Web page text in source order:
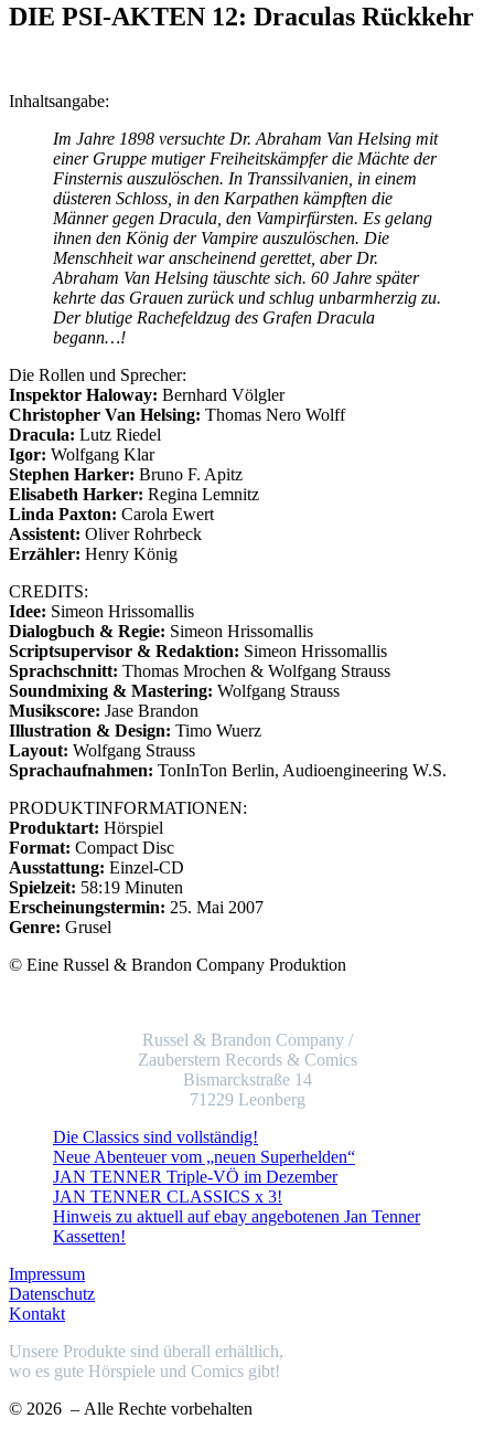
DIE PSI-AKTEN 12: Draculas Rückkehr
Inhaltsangabe:
Im Jahre 1898 versuchte Dr. Abraham Van Helsing mit
einer Gruppe mutiger Freiheitskämpfer die Mächte der
Finsternis auszulöschen. In Transsilvanien, in einem
düsteren Schloss, in den Karpathen kämpften die
Männer gegen Dracula, den Vampirfürsten. Es gelang
ihnen den König der Vampire auszulöschen. Die
Menschheit war anscheinend gerettet, aber Dr.
Abraham Van Helsing täuschte sich. 60 Jahre später
kehrte das Grauen zurück und schlug unbarmherzig zu.
Der blutige Rachefeldzug des Grafen Dracula
begann…!
Die Rollen und Sprecher:
Inspektor Haloway: Bernhard Völgler
Christopher Van Helsing: Thomas Nero Wolff
Dracula: Lutz Riedel
Igor: Wolfgang Klar
Stephen Harker: Bruno F. Apitz
Elisabeth Harker: Regina Lemnitz
Linda Paxton: Carola Ewert
Assistent: Oliver Rohrbeck
Erzähler: Henry König
CREDITS:
Idee: Simeon Hrissomallis
Dialogbuch & Regie: Simeon Hrissomallis
Scriptsupervisor & Redaktion: Simeon Hrissomallis
Sprachschnitt: Thomas Mrochen & Wolfgang Strauss
Soundmixing & Mastering: Wolfgang Strauss
Musikscore: Jase Brandon
Illustration & Design: Timo Wuerz
Layout: Wolfgang Strauss
Sprachaufnahmen: TonInTon Berlin, Audioengineering W.S.
PRODUKTINFORMATIONEN:
Produktart: Hörspiel
Format: Compact Disc
Ausstattung: Einzel-CD
Spielzeit: 58:19 Minuten
Erscheinungstermin: 25. Mai 2007
Genre: Grusel
© Eine Russel & Brandon Company Produktion
Russel & Brandon Company /
Zauberstern Records & Comics
Bismarckstraße 14
71229 Leonberg
Die Classics sind vollständig!
Neue Abenteuer vom „neuen Superhelden“
JAN TENNER Triple-VÖ im Dezember
JAN TENNER CLASSICS x 3!
Hinweis zu aktuell auf ebay angebotenen Jan Tenner
Kassetten!
Impressum
Datenschutz
Kontakt
Unsere Produkte sind überall erhältlich,
wo es gute Hörspiele und Comics gibt!
© 2026 – Alle Rechte vorbehalten